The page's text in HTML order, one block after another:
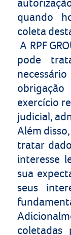
quando
coleta
A RPF
pode
exercício
judicial,
Além
tratar
interesse
sua
seus
coletadas